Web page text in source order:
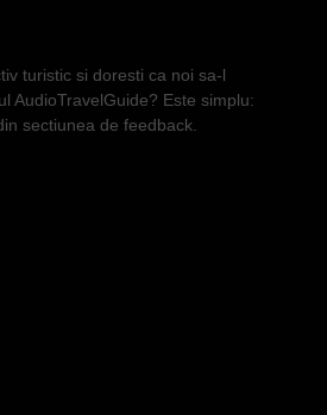
turistic si doresti ca noi sa-l
AudioTravelGuide? Este simplu:
sectiunea de feedback.